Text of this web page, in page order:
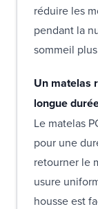
réduire les
pendant la
sommeil
Un matelas
longue
Le matelas
pour une
retourner le
usure
housse est